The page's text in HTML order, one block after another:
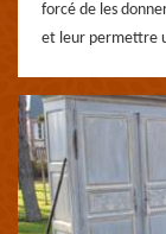
forcé de les
et leur permettre